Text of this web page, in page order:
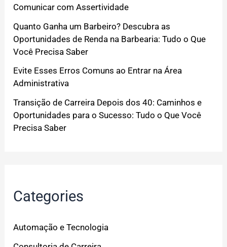
Comunicar com Assertividade
Quanto Ganha um Barbeiro? Descubra as
Oportunidades de Renda na Barbearia: Tudo o Que
Você Precisa Saber
Evite Esses Erros Comuns ao Entrar na Área
Administrativa
Transição de Carreira Depois dos 40: Caminhos e
Oportunidades para o Sucesso: Tudo o Que Você
Precisa Saber
Categories
Automação e Tecnologia